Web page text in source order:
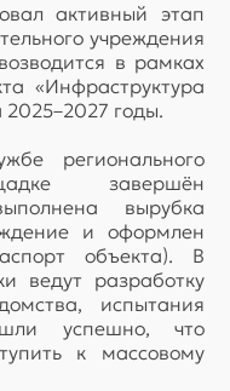
активный этап
учреждения
в рамках
«Инфраструктура
годы.
регионального
завершён
вырубка
и оформлен
объекта). В
ведут разработку
испытания
успешно, что
к массовому